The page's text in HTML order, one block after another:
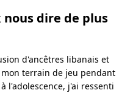
nous dire de plus
d'ancêtres libanais et
terrain de jeu pendant
l'adolescence, j'ai ressenti